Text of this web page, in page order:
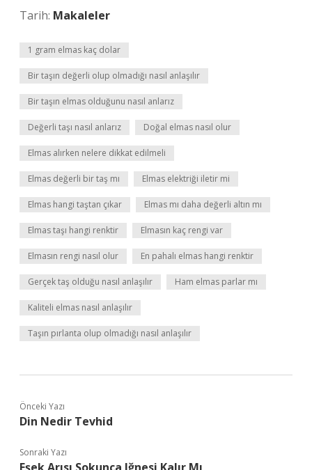
Tarih: Makaleler
1 gram elmas kaç dolar
Bir taşın değerli olup olmadığı nasıl anlaşılır
Bir taşın elmas olduğunu nasıl anlarız
Değerli taşı nasıl anlarız Doğal elmas nasıl olur
Elmas alırken nelere dikkat edilmeli
Elmas değerli bir taş mı Elmas elektriği iletir mi
Elmas hangi taştan çıkar Elmas mı daha değerli altın mı
Elmas taşı hangi renktir Elmasın kaç rengi var
Elmasın rengi nasıl olur En pahalı elmas hangi renktir
Gerçek taş olduğu nasıl anlaşılır Ham elmas parlar mı
Kaliteli elmas nasıl anlaşılır
Taşın pırlanta olup olmadığı nasıl anlaşılır
Önceki Yazı
Din Nedir Tevhid
Sonraki Yazı